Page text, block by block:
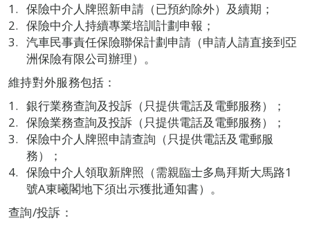
保險中介人牌照新申請（已預約除外）及續期；
保險中介人持續專業培訓計劃申報；
汽車民事責任保險聯保計劃申請（申請人請直接到亞
洲保險有限公司辦理）。
維持對外服務包括：
銀行業務查詢及投訴（只提供電話及電郵服務）；
保險業務查詢及投訴（只提供電話及電郵服務）；
保險中介人牌照申請查詢（只提供電話及電郵服
務）；
保險中介人領取新牌照（需親臨士多鳥拜斯大馬路1
號A東曦閣地下須出示獲批通知書）。
查詢/投訴：